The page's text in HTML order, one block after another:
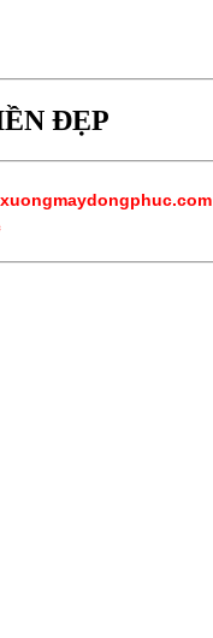
ĐẸP
xuongmaydongphuc.com